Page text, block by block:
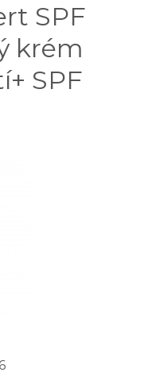
SPF
krém
SPF